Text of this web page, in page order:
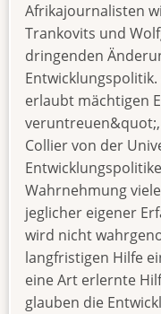
Afrikajournalisten
Trankovits und
dringenden
erlaubt mächtigen
Collier von der
Wahrnehmung
jeglicher eigener
wird nicht
langfristigen Hilfe
eine Art erlernte
glauben die